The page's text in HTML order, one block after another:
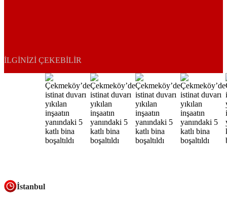
İLGINIZI ÇEKEBILIR
İstanbul